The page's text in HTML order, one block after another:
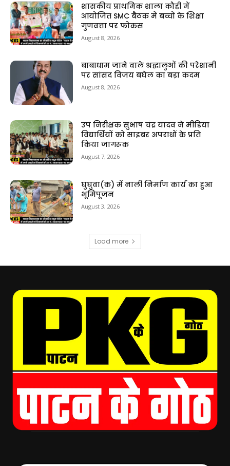
शासकीय प्राथमिक शाला कौही में
आयोजित SMC बैठक में बच्चों के शिक्षा
गुणवत्ता पर फोकस
August 8, 2026
बाबाधाम जाने वाले श्रद्धालुओं की परेशानी
पर सांसद विजय बघेल का बड़ा कदम
August 8, 2026
उप निरीक्षक सुभाष चंद्र यादव ने मीडिया
विद्यार्थियों को साइबर अपराधों के प्रति
किया जागरूक
August 7, 2026
घुघुवा(क) में नाली निर्माण कार्य का हुआ
भूमिपूजन
August 3, 2026
Load more